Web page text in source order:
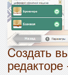
Cоздать